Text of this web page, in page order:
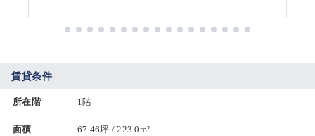
賃貸条件
所在階 1階
面積 67.46坪 / 223.0m²